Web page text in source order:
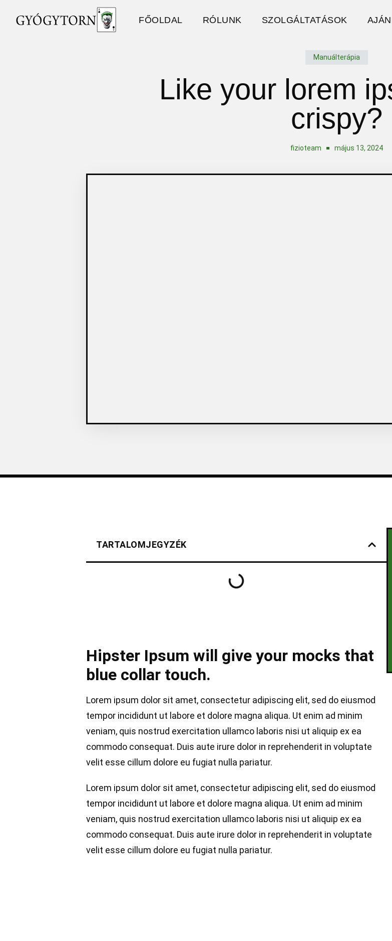
FŐOLDAL RÓLUNK SZOLGÁLTATÁSOK
Manuálterápia
Like your lorem
crispy?
fizioteam május 13, 2024
TARTALOMJEGYZÉK
Hipster Ipsum will give your mocks that
blue collar touch.
Lorem ipsum dolor sit amet, consectetur adipiscing elit, sed do eiusmod
tempor incididunt ut labore et dolore magna aliqua. Ut enim ad minim
veniam, quis nostrud exercitation ullamco laboris nisi ut aliquip ex ea
commodo consequat. Duis aute irure dolor in reprehenderit in voluptate
velit esse cillum dolore eu fugiat nulla pariatur.
Lorem ipsum dolor sit amet, consectetur adipiscing elit, sed do eiusmod
tempor incididunt ut labore et dolore magna aliqua. Ut enim ad minim
veniam, quis nostrud exercitation ullamco laboris nisi ut aliquip ex ea
commodo consequat. Duis aute irure dolor in reprehenderit in voluptate
velit esse cillum dolore eu fugiat nulla pariatur.